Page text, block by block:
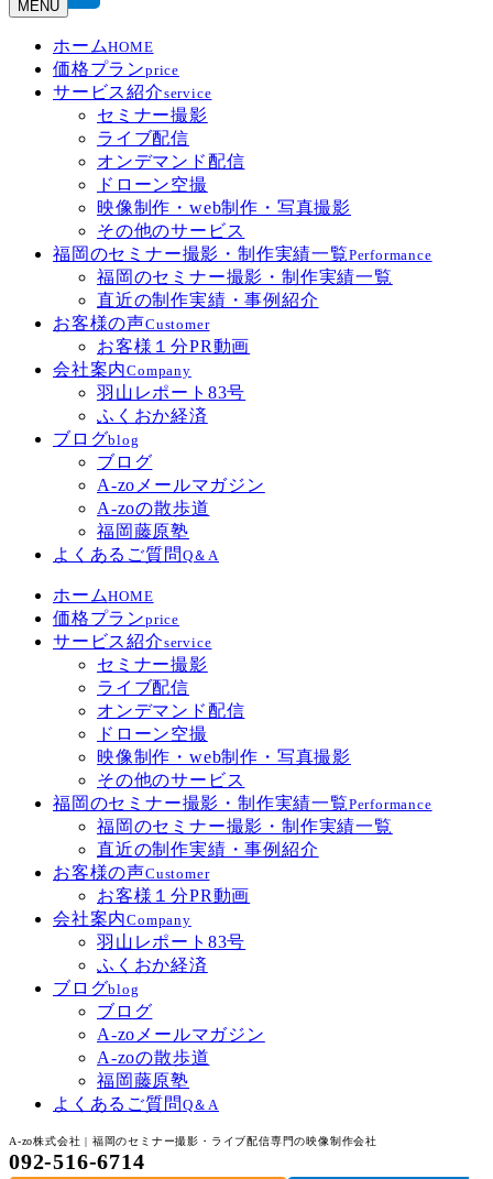
MENU
ホームHOME
価格プランprice
サービス紹介service
セミナー撮影
ライブ配信
オンデマンド配信
ドローン空撮
映像制作・web制作・写真撮影
その他のサービス
福岡のセミナー撮影・制作実績一覧Performance
福岡のセミナー撮影・制作実績一覧
直近の制作実績・事例紹介
お客様の声Customer
お客様１分PR動画
会社案内Company
羽山レポート83号
ふくおか経済
ブログblog
ブログ
A-zoメールマガジン
A-zoの散歩道
福岡藤原塾
よくあるご質問 Q＆A
ホームHOME
価格プランprice
サービス紹介service
セミナー撮影
ライブ配信
オンデマンド配信
ドローン空撮
映像制作・web制作・写真撮影
その他のサービス
福岡のセミナー撮影・制作実績一覧Performance
福岡のセミナー撮影・制作実績一覧
直近の制作実績・事例紹介
お客様の声Customer
お客様１分PR動画
会社案内Company
羽山レポート83号
ふくおか経済
ブログblog
ブログ
A-zoメールマガジン
A-zoの散歩道
福岡藤原塾
よくあるご質問 Q＆A
A-zo株式会社 | 福岡のセミナー撮影・ライブ配信専門の映像制作会社
092-516-6714